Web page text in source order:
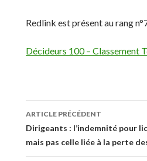
Redlink est présent au rang
Décideurs 100 – Classement
Navigation
des
articles
ARTICLE PRÉCÉDENT
Dirigeants : l’indemnité pour
mais pas celle liée à la perte